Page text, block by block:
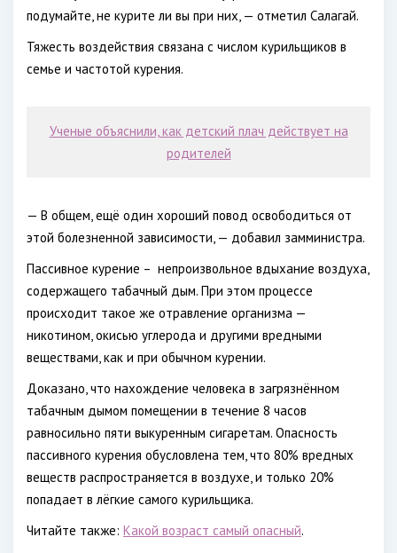
подумайте, не курите ли вы при них, — отметил Салагай.
Тяжесть воздействия связана с числом курильщиков в
семье и частотой курения.
Ученые объяснили, как детский плач действует на
родителей
— В общем, ещё один хороший повод освободиться от
этой болезненной зависимости, — добавил замминистра.
Пассивное курение – непроизвольное вдыхание воздуха,
содержащего табачный дым. При этом процессе
происходит такое же отравление организма —
никотином, окисью углерода и другими вредными
веществами, как и при обычном курении.
Доказано, что нахождение человека в загрязнённом
табачным дымом помещении в течение 8 часов
равносильно пяти выкуренным сигаретам. Опасность
пассивного курения обусловлена тем, что 80% вредных
веществ распространяется в воздухе, и только 20%
попадает в лёгкие самого курильщика.
Читайте также: Какой возраст самый опасный.